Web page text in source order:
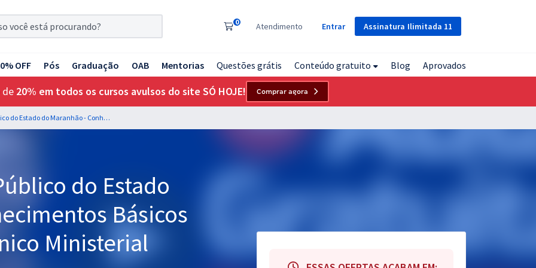
Assinatura Ilimitada 11
0 Atendimento Entrar
OFF Pós Graduação OAB Mentorias Questões grátis Conteúdo gratuito Blog Aprovados
de 20% em todos os cursos avulsos do site SÓ HOJE! Comprar agora
MP MA - Ministério Público do Estado do Maranhão - Conhecimentos Básicos para o Cargo de Técnico Ministerial (Pré-Edital)
do Estado
Básicos
Ministerial